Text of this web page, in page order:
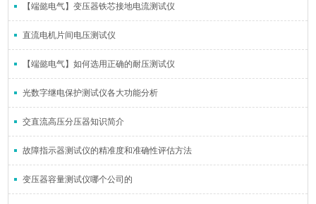
【端懿电气】变压器铁芯接地电流测试仪
直流电机片间电压测试仪
【端懿电气】如何选用正确的耐压测试仪
光数字继电保护测试仪各大功能分析
交直流高压分压器知识简介
故障指示器测试仪的精准度和准确性评估方法
变压器容量测试仪哪个公司的